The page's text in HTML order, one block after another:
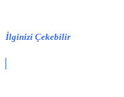
İlginizi Çekebilir